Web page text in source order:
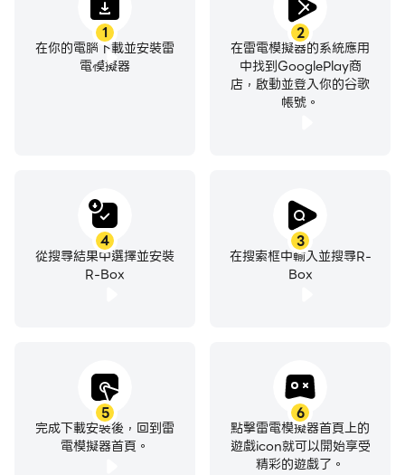
1
在你的電腦下載並安裝雷
電模擬器
2
在雷電模擬器的系統應用
中找到GooglePlay商
店，啟動並登入你的谷歌
帳號。
3
在搜索框中輸入並搜尋R-
Box
4
從搜尋結果中選擇並安裝
R-Box
5
完成下載安裝後，回到雷
電模擬器首頁。
6
點擊雷電模擬器首頁上的
遊戲icon就可以開始享受
精彩的遊戲了。